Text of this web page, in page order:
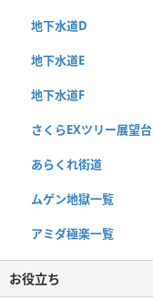
地下水道D
地下水道E
地下水道F
さくらEXツリー展望台
あらくれ街道
ムゲン地獄一覧
アミダ極楽一覧
お役立ち